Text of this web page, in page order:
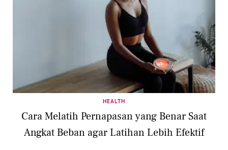
HEALTH
Cara Melatih Pernapasan yang Benar Saat
Angkat Beban agar Latihan Lebih Efektif